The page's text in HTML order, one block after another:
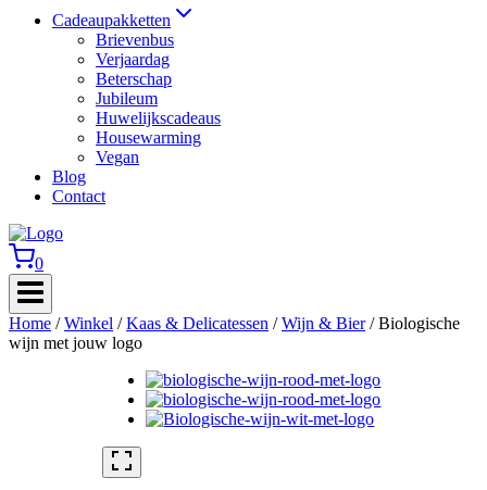
Cadeaupakketten
Brievenbus
Verjaardag
Beterschap
Jubileum
Huwelijkscadeaus
Housewarming
Vegan
Blog
Contact
0
Home / Winkel / Kaas & Delicatessen / Wijn & Bier / Biologische
wijn met jouw logo